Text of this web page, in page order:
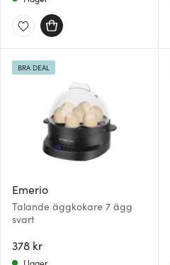
Emerio
Talande äggkokare 7 ägg
svart
378 kr
BRA DEAL
I lager